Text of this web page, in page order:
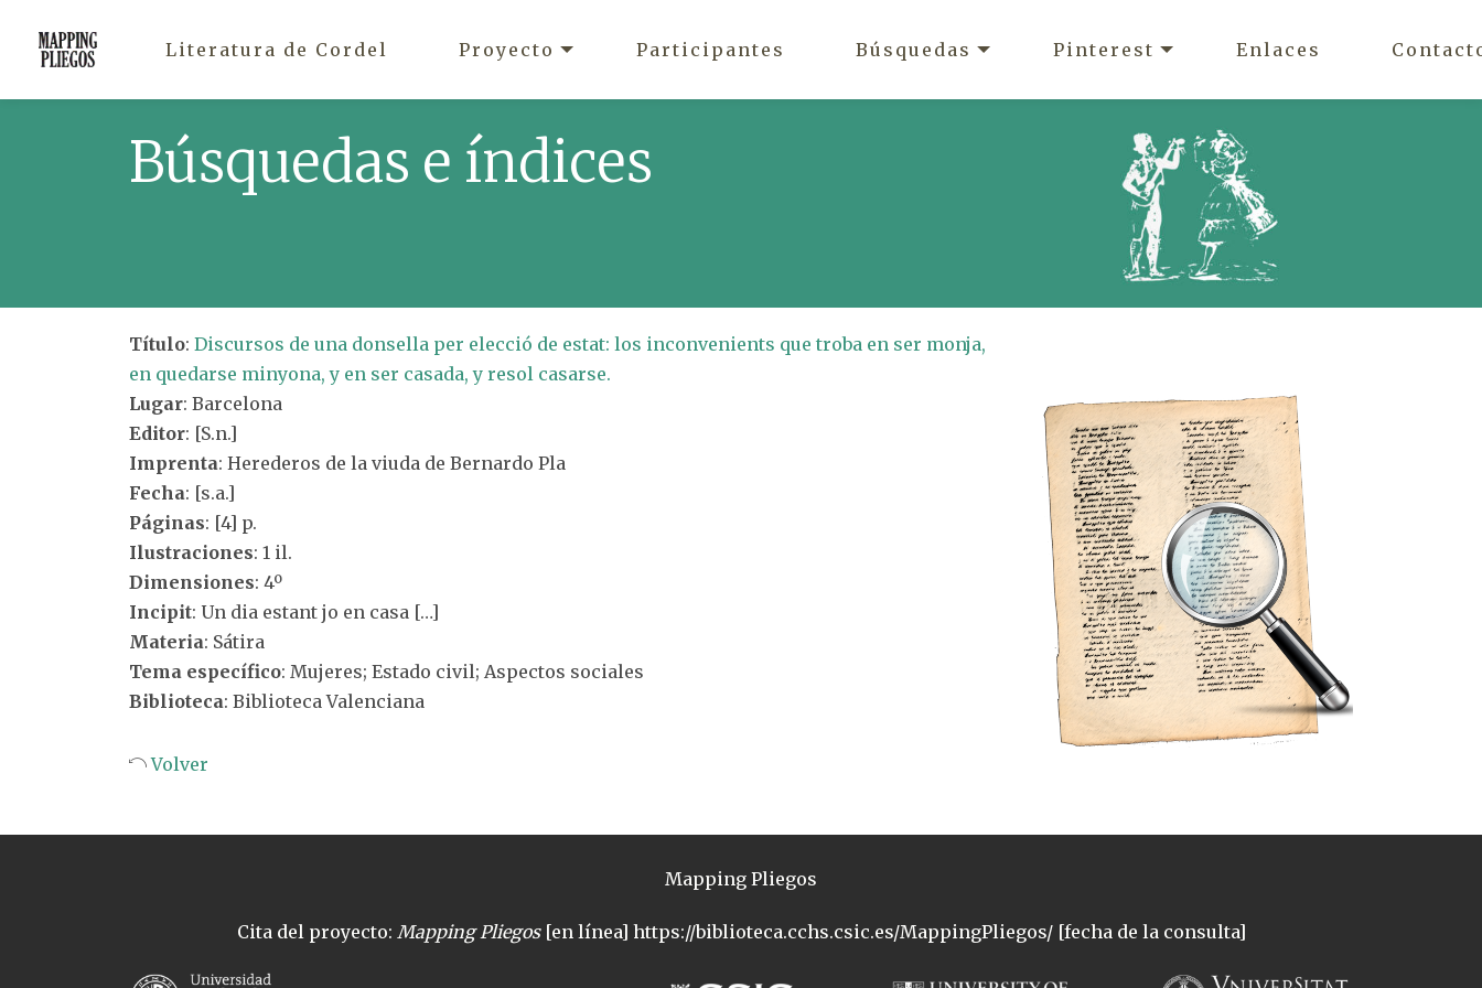
Literatura de Cordel Proyecto Participantes Búsquedas Pinterest Enlaces
Búsquedas e índices
Título: Discursos de una donsella per elecció de estat: los inconvenients que troba en ser monja,
en quedarse minyona, y en ser casada, y resol casarse.
Lugar: Barcelona
Editor: [S.n.]
Imprenta: Herederos de la viuda de Bernardo Pla
Fecha: [s.a.]
Páginas: [4] p.
Ilustraciones: 1 il.
Dimensiones: 4º
Incipit: Un dia estant jo en casa […]
Materia: Sátira
Tema específico: Mujeres; Estado civil; Aspectos sociales
Biblioteca: Biblioteca Valenciana
Volver
Mapping Pliegos
Cita del proyecto: Mapping Pliegos[en línea] https://biblioteca.cchs.csic.es/MappingPliegos/ [fecha de la consulta]